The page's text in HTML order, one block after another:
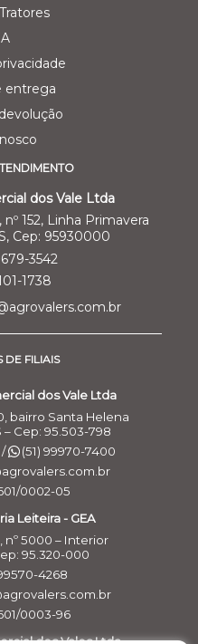
entrega
dos Vale Ltda
nº 152, Linha Primavera
Cep: 95930000
3542
1738
DE FILIAIS
dos Vale Ltda
bairro Santa Helena
Cep: 95.503-798
(51) 99970-7400
0002-05
Leiteira - GEA
nº 5000 – Interior
95.320-000
4268
0003-96